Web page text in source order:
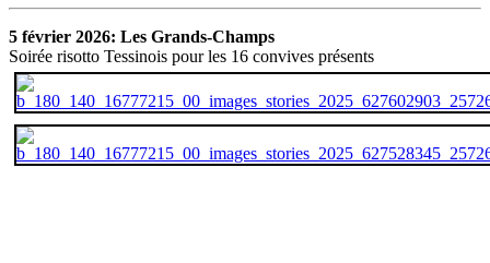
5 février 2026: Les Grands-Champs
Soirée risotto Tessinois pour les 16 convives présents